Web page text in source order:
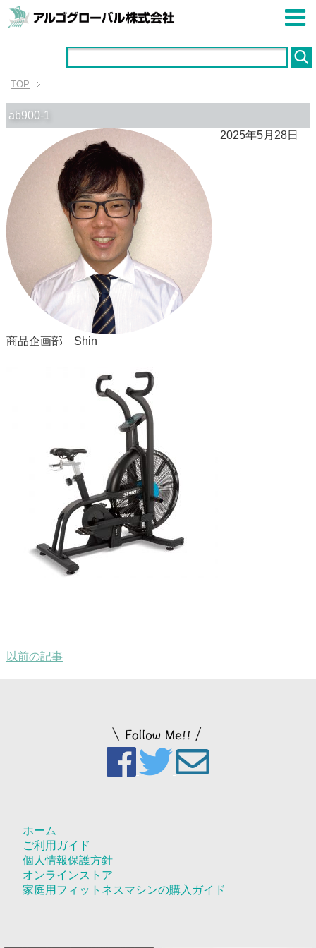
TOP
ab900-1
2025年5月28日
商品企画部 Shin
以前の記事
ホーム
ご利用ガイド
個人情報保護方針
オンラインストア
家庭用フィットネスマシンの購入ガイド